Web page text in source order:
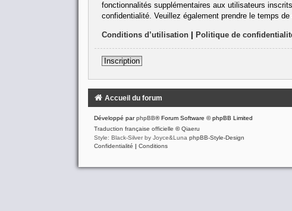
fonctionnalités supplémentaires aux utilisateurs
confidentialité. Veuillez également prendre le temps
Conditions d’utilisation| Politique de
Inscription
Accueil du forum
Développé parphpBB® Forum Software © phpBB Limited
Traduction française officielle ©Qiaeru
Style: Black-Silver by Joyce&Luna phpBB-Style-Design
Confidentialité | Conditions